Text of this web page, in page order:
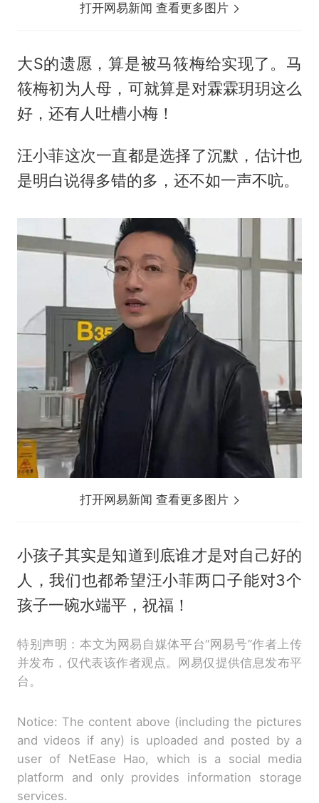
打开网易新闻 查看更多图片
大S的遗愿，算是被马筱梅给实现了。马
筱梅初为人母，可就算是对霖霖玥玥这么
好，还有人吐槽小梅！
汪小菲这次一直都是选择了沉默，估计也
是明白说得多错的多，还不如一声不吭。
打开网易新闻 查看更多图片
小孩子其实是知道到底谁才是对自己好的
人，我们也都希望汪小菲两口子能对3个
孩子一碗水端平，祝福！
特别声明：本文为网易自媒体平台“网易号”作者上传
并发布，仅代表该作者观点。网易仅提供信息发布平
台。
Notice: The content above (including the pictures
and videos if any) is uploaded and posted by a
user of NetEase Hao, which is a social media
platform and only provides information storage
services.